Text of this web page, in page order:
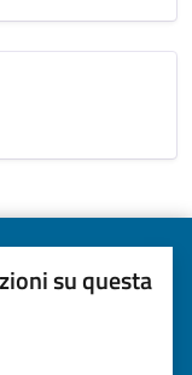
su questa